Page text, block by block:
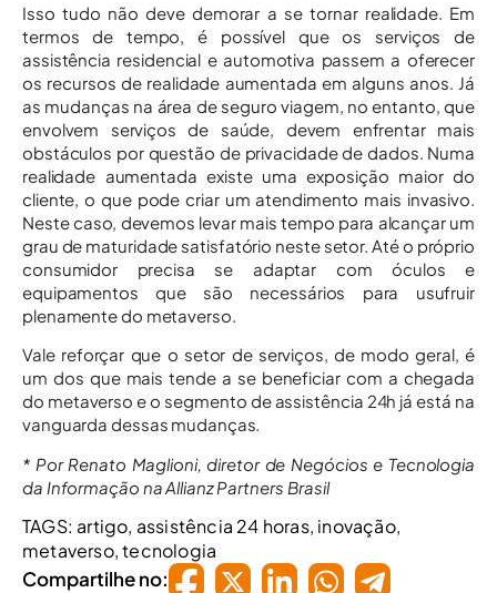
Isso tudo não deve demorar a se tornar realidade. Em
termos de tempo, é possível que os serviços de
assistência residencial e automotiva passem a oferecer
os recursos de realidade aumentada em alguns anos. Já
as mudanças na área de seguro viagem, no entanto, que
envolvem serviços de saúde, devem enfrentar mais
obstáculos por questão de privacidade de dados. Numa
realidade aumentada existe uma exposição maior do
cliente, o que pode criar um atendimento mais invasivo.
Neste caso, devemos levar mais tempo para alcançar um
grau de maturidade satisfatório neste setor. Até o próprio
consumidor precisa se adaptar com óculos e
equipamentos que são necessários para usufruir
plenamente do metaverso.
Vale reforçar que o setor de serviços, de modo geral, é
um dos que mais tende a se beneficiar com a chegada
do metaverso e o segmento de assistência 24h já está na
vanguarda dessas mudanças.
* Por Renato Maglioni, diretor de Negócios e Tecnologia
da Informação na Allianz Partners Brasil
TAGS: artigo, assistência 24 horas, inovação,
metaverso,tecnologia
Compartilhe no: